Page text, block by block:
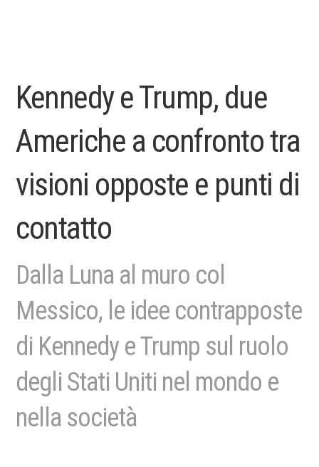
Kennedy e Trump, due
Americhe a confronto tra
visioni opposte e punti di
contatto
Dalla Luna al muro col
Messico, le idee contrapposte
di Kennedy e Trump sul ruolo
degli Stati Uniti nel mondo e
nella società